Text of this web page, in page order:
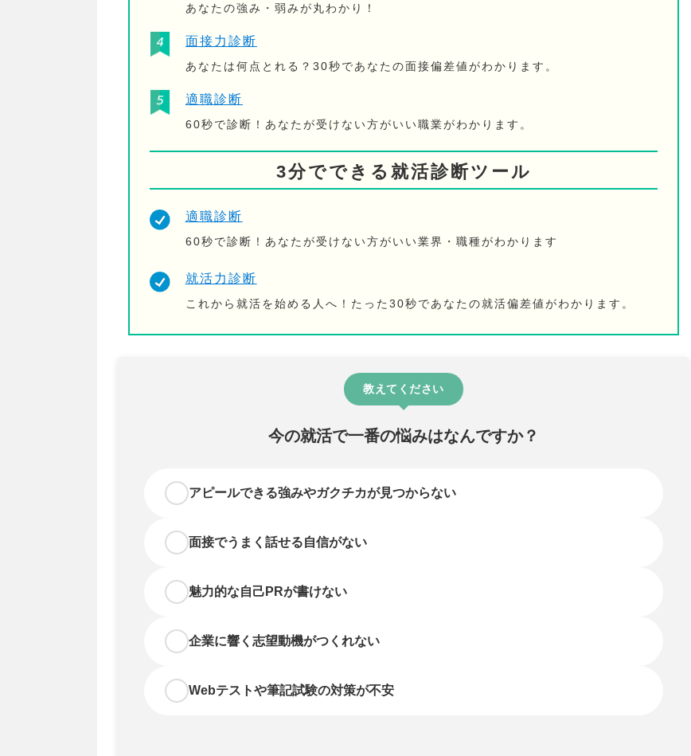
あなたの強み・弱みが丸わかり！
面接力診断
あなたは何点とれる？30秒であなたの面接偏差値がわかります。
適職診断
60秒で診断！あなたが受けない方がいい職業がわかります。
3分でできる就活診断ツール
適職診断
60秒で診断！あなたが受けない方がいい業界・職種がわかります
就活力診断
これから就活を始める人へ！たった30秒であなたの就活偏差値がわかります。